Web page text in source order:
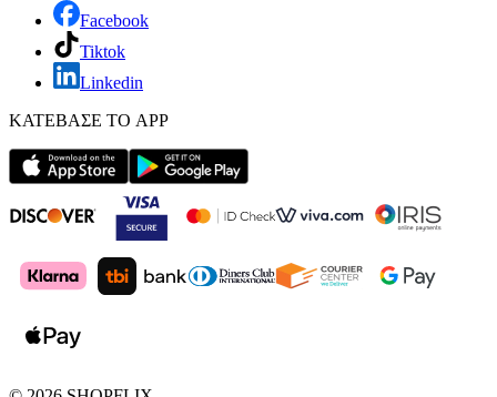
Facebook
Tiktok
Linkedin
ΚΑΤΕΒΑΣΕ ΤΟ APP